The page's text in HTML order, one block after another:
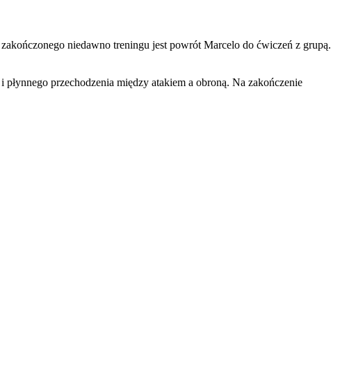
niedawno treningu jest powrót Marcelo do ćwiczeń z grupą.
przechodzenia między atakiem a obroną. Na zakończenie